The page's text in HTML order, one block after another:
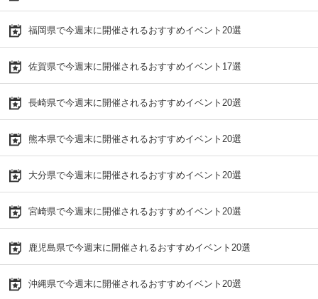
福岡県で今週末に開催されるおすすめイベント20選
佐賀県で今週末に開催されるおすすめイベント17選
長崎県で今週末に開催されるおすすめイベント20選
熊本県で今週末に開催されるおすすめイベント20選
大分県で今週末に開催されるおすすめイベント20選
宮崎県で今週末に開催されるおすすめイベント20選
鹿児島県で今週末に開催されるおすすめイベント20選
沖縄県で今週末に開催されるおすすめイベント20選